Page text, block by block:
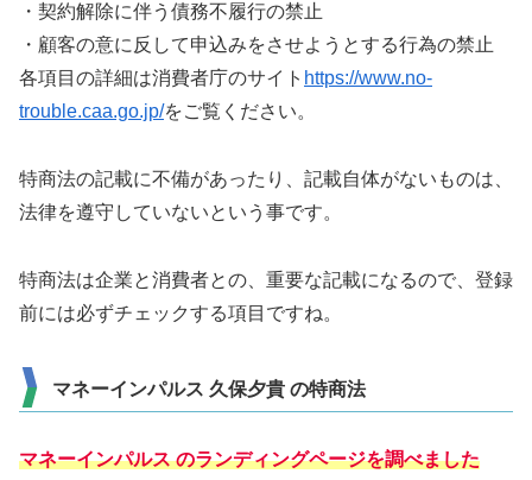
・契約解除に伴う債務不履行の禁止
・顧客の意に反して申込みをさせようとする行為の禁止
各項目の詳細は消費者庁のサイト https://www.no-
trouble.caa.go.jp/をご覧ください。
特商法の記載に不備があったり、記載自体がないものは、
法律を遵守していないという事です。
特商法は企業と消費者との、重要な記載になるので、登録
前には必ずチェックする項目ですね。
マネーインパルス 久保夕貴 の特商法
マネーインパルス のランディングページを調べました